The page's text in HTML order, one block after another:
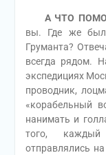
А ЧТО
вы. Где же
Груманта?
всегда рядом.
экспедициях
проводник,
«корабельный
нанимать и
того,
отправлялись